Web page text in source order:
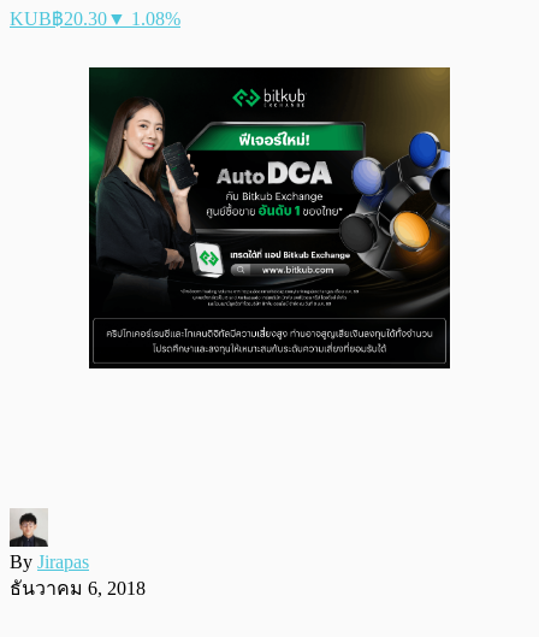
KUB฿20.30▼ 1.08%
By Jirapas
ธันวาคม 6, 2018